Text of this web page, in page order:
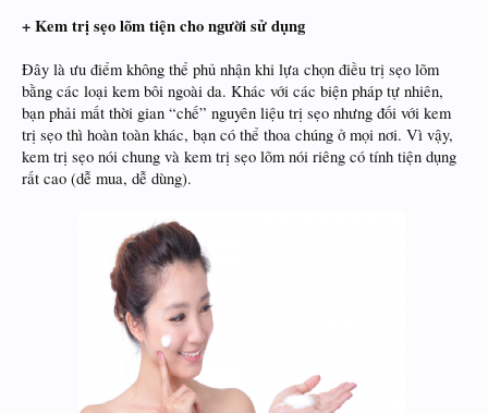
+ Kem trị sẹo lõm tiện cho người sử dụng
Đây là ưu điểm không thể phủ nhận khi lựa chọn điều trị sẹo lõm
bằng các loại kem bôi ngoài da. Khác với các biện pháp tự nhiên,
bạn phải mất thời gian “chế” nguyên liệu trị sẹo nhưng đối với kem
trị sẹo thì hoàn toàn khác, bạn có thể thoa chúng ở mọi nơi. Vì vậy,
kem trị sẹo nói chung và kem trị sẹo lõm nói riêng có tính tiện dụng
rất cao (dễ mua, dễ dùng).